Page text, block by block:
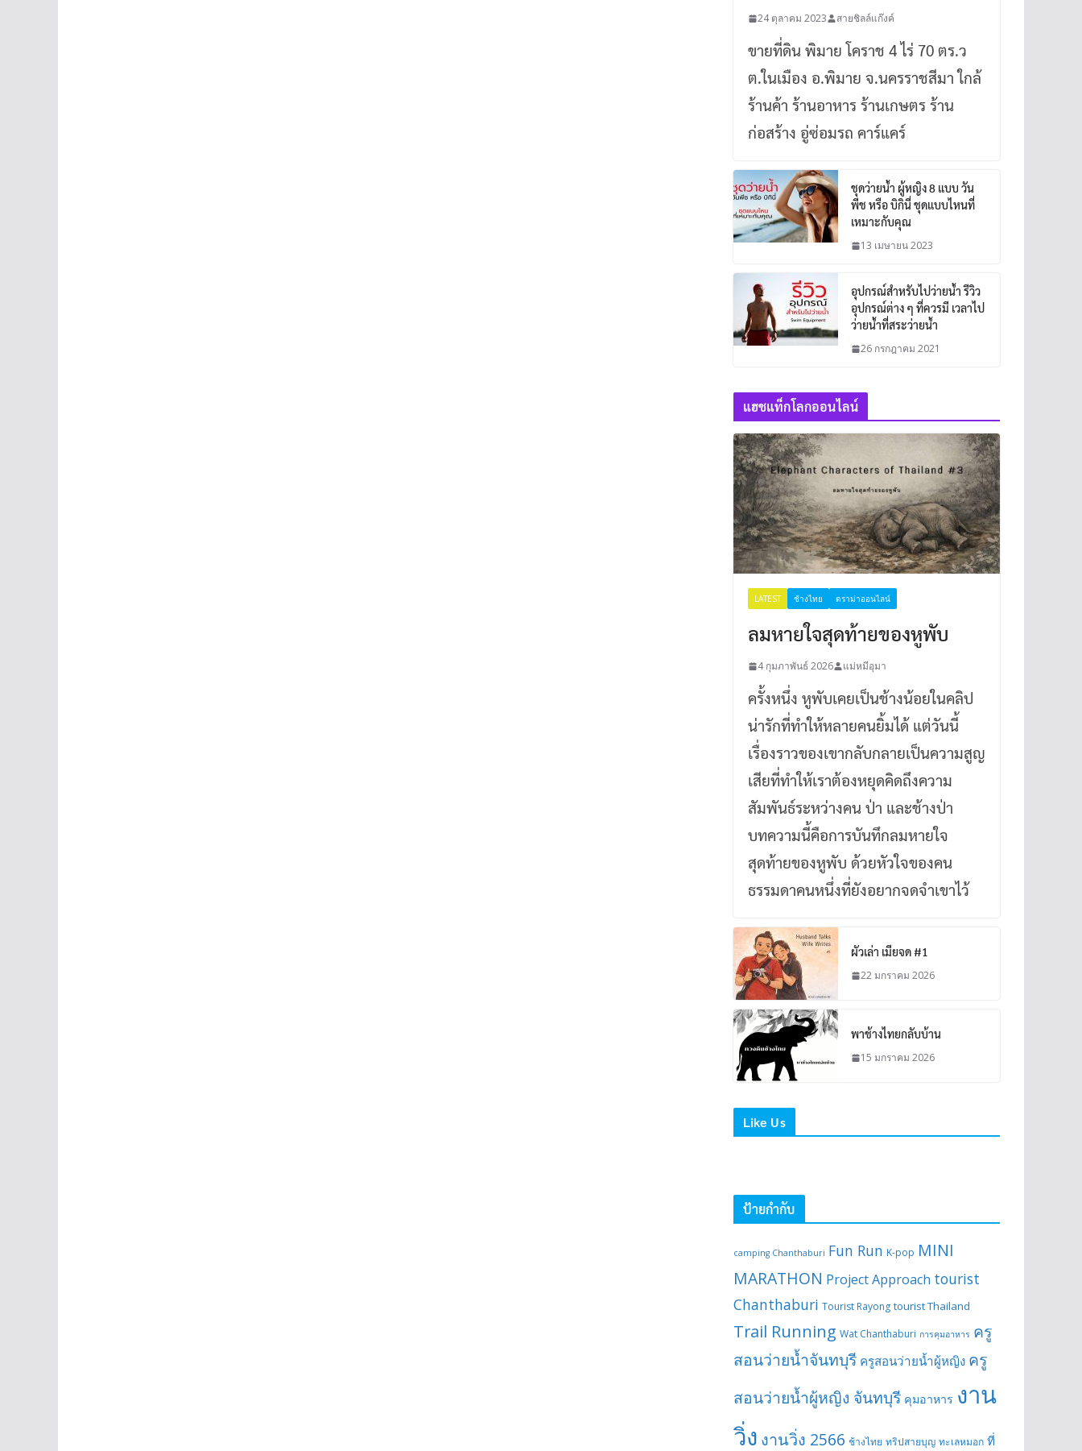
24 ตุลาคม 2023 สายชิลล์แก๊งค์
ขายที่ดิน พิมาย โคราช 4 ไร่ 70 ตร.ว
ต.ในเมือง อ.พิมาย จ.นครราชสีมา ใกล้
ร้านค้า ร้านอาหาร ร้านเกษตร ร้าน
ก่อสร้าง อู่ซ่อมรถ คาร์แคร์
ชุดว่ายน้ำ ผู้หญิง 8 แบบ วัน
พีช หรือ บิกินี่ ชุดแบบไหนที่
เหมาะกับคุณ
13 เมษายน 2023
อุปกรณ์สำหรับไปว่ายน้ำ รีวิว
อุปกรณ์ต่าง ๆ ที่ควรมี เวลาไป
ว่ายน้ำที่สระว่ายน้ำ
26 กรกฎาคม 2021
แฮชแท็กโลกออนไลน์
LATEST ช้างไทย ดราม่าออนไลน์
ลมหายใจสุดท้ายของหูพับ
4 กุมภาพันธ์ 2026 แม่หมีอุมา
ครั้งหนึ่ง หูพับเคยเป็นช้างน้อยในคลิป
น่ารักที่ทำให้หลายคนยิ้มได้ แต่วันนี้
เรื่องราวของเขากลับกลายเป็นความสูญ
เสียที่ทำให้เราต้องหยุดคิดถึงความ
สัมพันธ์ระหว่างคน ป่า และช้างป่า
บทความนี้คือการบันทึกลมหายใจ
สุดท้ายของหูพับ ด้วยหัวใจของคน
ธรรมดาคนหนึ่งที่ยังอยากจดจำเขาไว้
ผัวเล่า เมียจด #1
22 มกราคม 2026
พาช้างไทยกลับบ้าน
15 มกราคม 2026
Like Us
ป้ายกำกับ
camping Chanthaburi Fun Run K-pop MINI
MARATHON Project Approach tourist
Chanthaburi Tourist Rayong tourist Thailand
Trail Running Wat Chanthaburi การคุมอาหาร ครู
สอนว่ายน้ำจันทบุรี ครูสอนว่ายน้ำผู้หญิง ครู
สอนว่ายน้ำผู้หญิง จันทบุรี คุมอาหาร งาน
วิ่ง งานวิ่ง 2566 ช้างไทย ทริปสายบุญ ทะเลหมอก ที่